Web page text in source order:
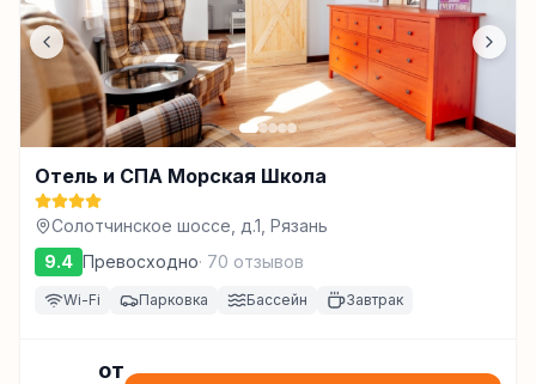
Отель и СПА Морская Школа
Солотчинское шоссе, д.1, Рязань
9.4 Превосходно· 70 отзывов
Wi-Fi Парковка Бассейн Завтрак
от